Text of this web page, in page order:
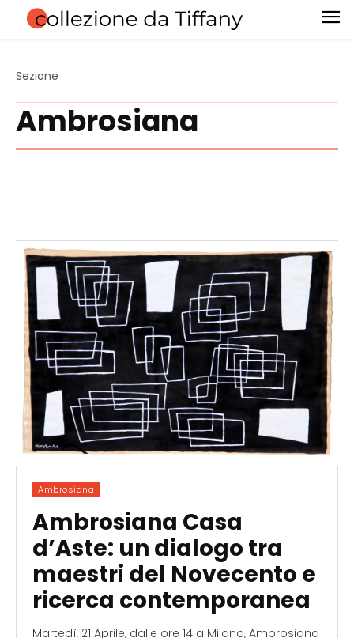
Sezione
Ambrosiana
Ambrosiana
Ambrosiana Casa
d’Aste: un dialogo tra
maestri del Novecento e
ricerca contemporanea
Martedì, 21 Aprile, dalle ore 14 a Milano, Ambrosiana